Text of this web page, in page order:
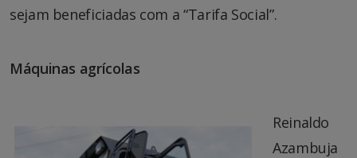
sejam beneficiadas com a “Tarifa Social”.
Máquinas agrícolas
Reinaldo
Azambuja